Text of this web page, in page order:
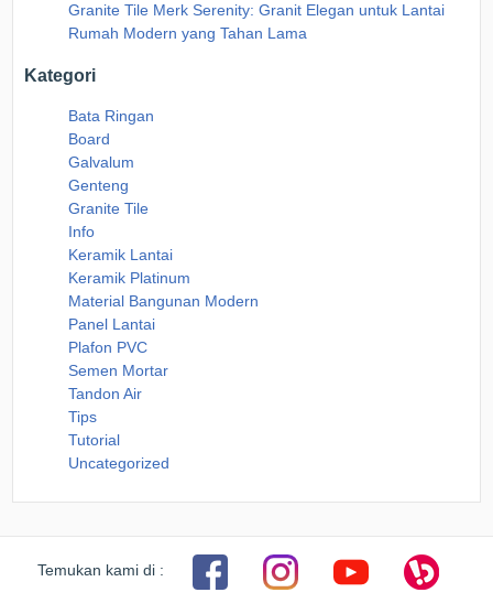
Granite Tile Merk Serenity: Granit Elegan untuk Lantai
Rumah Modern yang Tahan Lama
Kategori
Bata Ringan
Board
Galvalum
Genteng
Granite Tile
Info
Keramik Lantai
Keramik Platinum
Material Bangunan Modern
Panel Lantai
Plafon PVC
Semen Mortar
Tandon Air
Tips
Tutorial
Uncategorized
Temukan kami di :